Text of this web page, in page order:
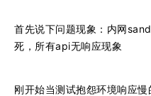
首先说下问题现象：内网
死，所有api无响应现象
刚开始当测试抱怨环境响应